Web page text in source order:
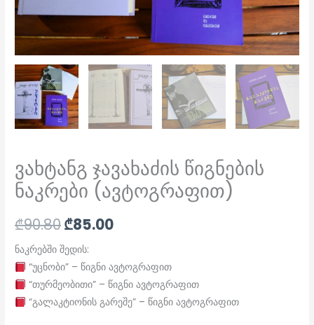
ვახტანგ ჯავახაძის წიგნების
ნაკრები (ავტოგრაფით)
₾90.80₾85.00
ნაკრებში შედის:
“უცნობი” – წიგნი ავტოგრაფით
“თურმეობითი” – წიგნი ავტოგრაფით
“გალაკტიონის გარეშე” – წიგნი ავტოგრაფით